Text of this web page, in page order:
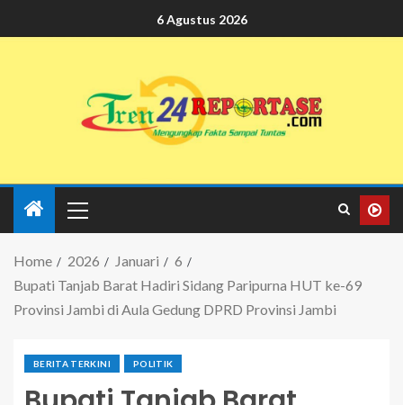
6 Agustus 2026
Home 2026 Januari
6
Bupati Tanjab Barat Hadiri Sidang Paripurna HUT ke-69
Provinsi Jambi di Aula Gedung DPRD Provinsi Jambi
BERITA TERKINI POLITIK